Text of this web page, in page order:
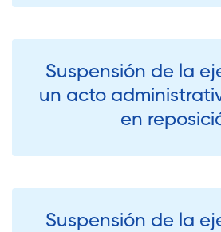
Suspensión de la
un acto
en
Suspensión de la